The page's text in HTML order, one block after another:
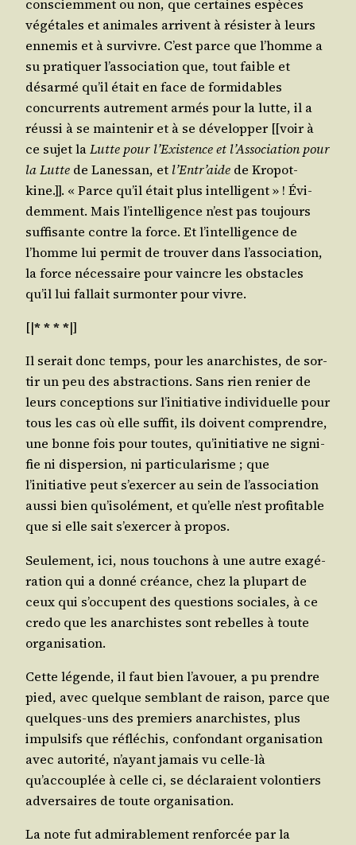
consciem­ment ou non, que cer­taines espèces
végé­tales et ani­males arrivent à résis­ter à leurs
enne­mis et à sur­vivre. C’est parce que l’homme a
su pra­ti­quer l’association que, tout faible et
désar­mé qu’il était en face de for­mi­dables
concur­rents autre­ment armés pour la lutte, il a
réus­si à se main­te­nir et à se déve­lop­per [[voir à
ce sujet laLutte pour l’Existence et l’Association pour
la Lutte de Lanes­san, et l’Entr’aide de Kro­pot­
kine.]]. « Parce qu’il était plus intel­li­gent » ! Évi­
dem­ment. Mais l’intelligence n’est pas tou­jours
suf­fi­sante contre la force. Et l’intelligence de
l’homme lui per­mit de trou­ver dans l’association,
la force néces­saire pour vaincre les obs­tacles
qu’il lui fal­lait sur­mon­ter pour vivre.
[|* * * *|]
Il serait donc temps, pour les anar­chistes, de sor­
tir un peu des abs­trac­tions. Sans rien renier de
leurs concep­tions sur l’initiative indi­vi­duelle pour
tous les cas où elle suf­fit, ils doivent com­prendre,
une bonne fois pour toutes, qu’initiative ne signi­
fie ni dis­per­sion, ni par­ti­cu­la­risme ; que
l’initiative peut s’exercer au sein de l’association
aus­si bien qu’isolément, et qu’elle n’est pro­fi­table
que si elle sait s’exercer à propos.
Seule­ment, ici, nous tou­chons à une autre exa­gé­
ra­tion qui a don­né créance, chez la plu­part de
ceux qui s’occupent des ques­tions sociales, à ce
cre­do que les anar­chistes sont rebelles à toute
organisation.
Cette légende, il faut bien l’avouer, a pu prendre
pied, avec quelque sem­blant de rai­son, parce que
quelques-uns des pre­miers anar­chistes, plus
impul­sifs que réflé­chis, confon­dant orga­ni­sa­tion
avec auto­ri­té, n’ayant jamais vu celle-là
qu’accouplée à celle ci, se décla­raient volon­tiers
adver­saires de toute organisation.
La note fut admi­ra­ble­ment ren­for­cée par la